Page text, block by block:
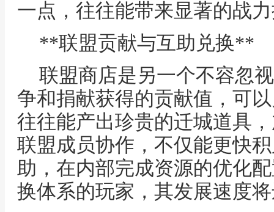
一点，往往能带来显著的战
**联盟贡献与互助兑换**
联盟商店是另一个不容忽
争和捐献获得的贡献值，可
往往能产出珍贵的迁城道具
联盟成员协作，不仅能更快
助，在内部完成资源的优化
换体系的玩家，其发展速度